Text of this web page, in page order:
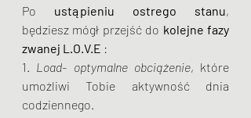
Po ustąpieniu ostrego stanu,
będziesz mógł przejść do kolejne fazy
zwanej L.O.V.E :
1. Load- optymalne obciążenie, które
umożliwi Tobie aktywność dnia
codziennego.